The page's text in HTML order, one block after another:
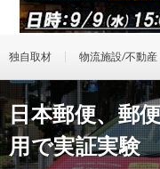
独自取材 物流施設/不動産
日本郵便、郵
用で実証実験